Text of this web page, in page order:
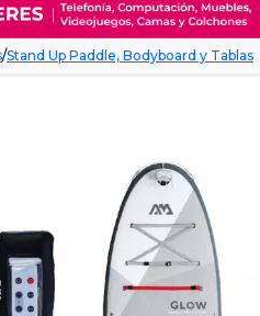
/Stand Up Paddle, Bodyboard y Tablas